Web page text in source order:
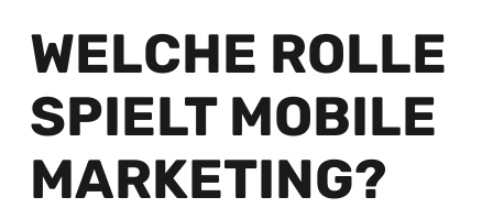
WELCHE ROLLE
SPIELT MOBILE
MARKETING?